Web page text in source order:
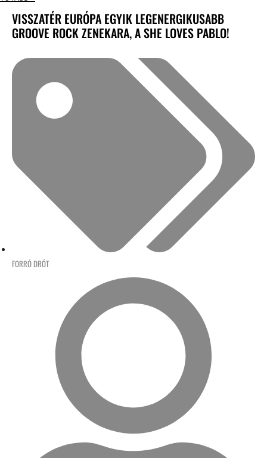
VISSZATÉR EURÓPA EGYIK LEGENERGIKUSABB
GROOVE ROCK ZENEKARA, A SHE LOVES PABLO!
FORRÓ DRÓT